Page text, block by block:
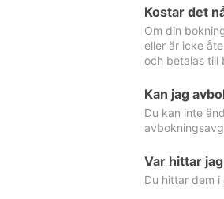
Kostar det
Om din
eller är icke
och betalas till
Kan jag
Du kan inte
Var hittar
Du hittar dem